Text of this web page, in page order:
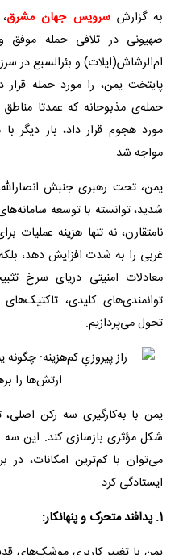
به گزارش سرویس جهان مشرق
صهیونی در تلافی حمله موفق
پایتخت یمن، را مورد حمله قرار
حمله‌ی مذبوحانه که عمدتا
مورد هجوم قرار داد، بار دیگر
مواجه شد.
یمن، تحت رهبری جنبش
شدید، توانسته با توسعه
نامتقارن، نه تنها هزینه عملیات
غربی را به شدت افزایش دهد،
معادلات امنیتی دریای سرخ
توانمندی‌های کلیدی،
تحول می‌پردازیم.
یمن با به‌کارگیری سه رکن اصلی،
شکل مؤثری بازسازی کند. این سه
می‌توان با کم‌ترین امکانات، در
ایستادگی کرد.
1. پدافند متحرک و پنهانکار: